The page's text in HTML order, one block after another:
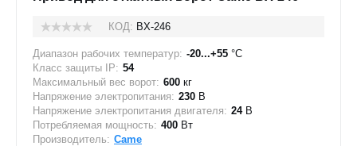
КОД: BX-246
Диапазон рабочих температур: -20...+55 °C
Класс защиты IP: 54
Максимальный вес ворот: 600 кг
Напряжение электропитания: 230 В
Напряжение электропитания двигателя: 24В
Потребляемая мощность: 400 Вт
Производитель: Came